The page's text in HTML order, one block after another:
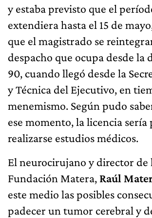
y estaba previsto que el
extendiera hasta el 15 de
que el magistrado se
despacho que ocupa desde la
90, cuando llegó desde la
y Técnica del Ejecutivo, en
menemismo. Según pudo
ese momento, la licencia sería
realizarse estudios médicos.
El neurocirujano y director de
Fundación Matera, Raúl
este medio las posibles
padecer un tumor cerebral y